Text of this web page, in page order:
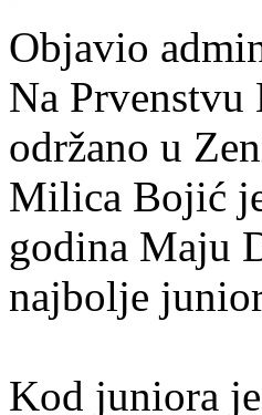
Objavio
Na Prvenstvu
održano u
Milica Bojić
godina Maju
najbolje
Kod juniora